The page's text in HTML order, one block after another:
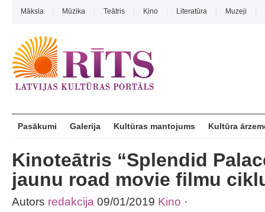
Māksla Mūzika Teātris Kino Literatūra Muzeji
Pasākumi Galerija Kultūras mantojums Kultūra
Kinoteātris “Splendid
jaunu road movie filmu
Autors redakcija 09/01/2019 Kino ·